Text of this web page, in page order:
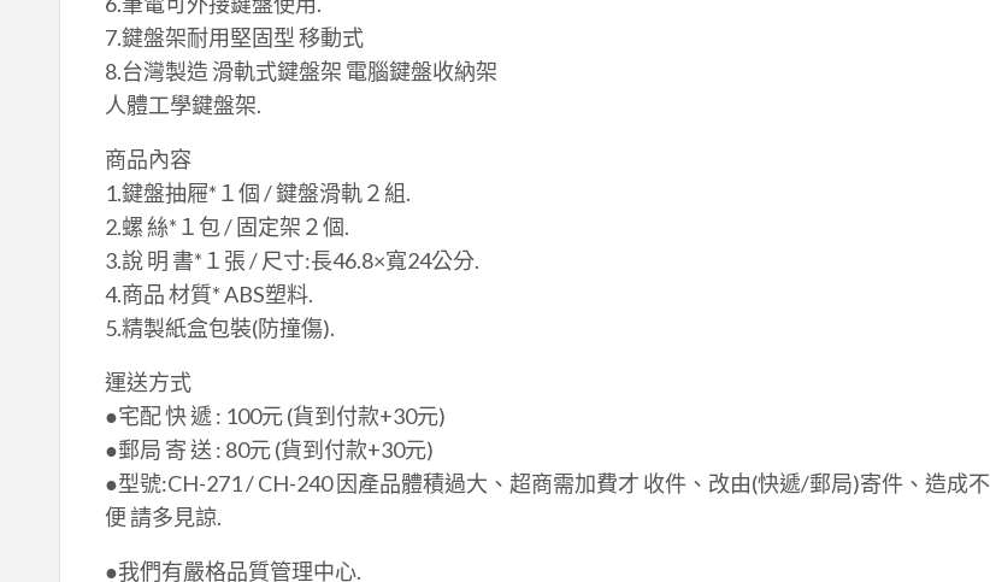
7.鍵盤架耐用堅固型 移動式
8.台灣製造 滑軌式鍵盤架 電腦鍵盤收納架
人體工學鍵盤架.
​商品內容
​1.鍵盤抽屜*１個 / 鍵盤滑軌２組.
​2.螺 絲*１包 / 固定架２個.
3.說 明 書*１張 / 尺寸:長46.8×​寬24公分.
4.商品 材質* ABS塑料.
5.精製紙盒包裝(防撞傷).
運送方式
●宅配 快 遞 : 100元 (貨到付款+30元)
●郵局 寄 送 : 80元 (貨到付款+30元)
●型號:CH-271 / CH-240 因產品體積過大、超商需加費才 收件、改由(快遞/郵局)寄件、造成不
便 請多見諒.
●我們有嚴格品質管理中心.​